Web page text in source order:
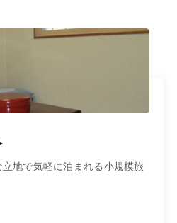
地で気軽に泊まれる小規模旅